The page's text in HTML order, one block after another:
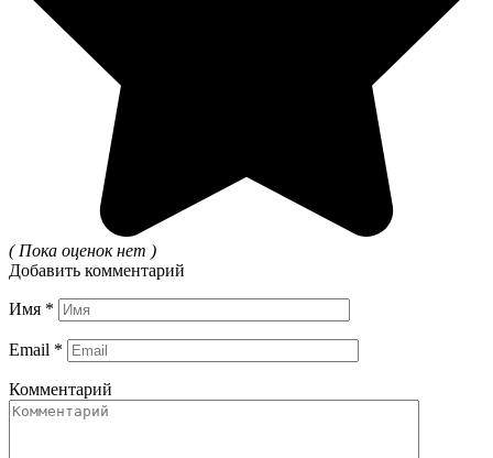
( Пока оценок нет )
Добавить комментарий
Имя *
Email *
Комментарий